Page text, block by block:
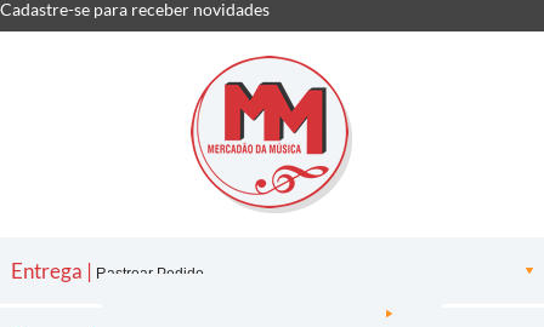
Cadastre-se para receber novidades
Entrega | Rastrear Pedido